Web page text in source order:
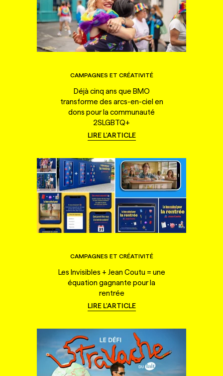
CAMPAGNES ET CRÉATIVITÉ
Déjà cinq ans que BMO
transforme des arcs-en-ciel en
dons pour la communauté
2SLGBTQ+
LIRE L'ARTICLE
CAMPAGNES ET CRÉATIVITÉ
Les Invisibles + Jean Coutu = une
équation gagnante pour la
rentrée
LIRE L'ARTICLE